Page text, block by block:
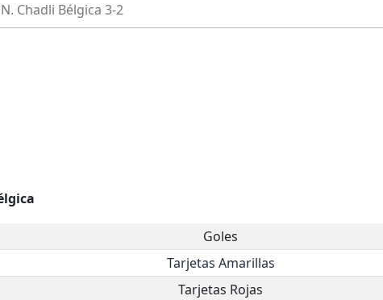
N. Chadli Bélgica 3-2
Goles
Tarjetas Amarillas
Tarjetas Rojas